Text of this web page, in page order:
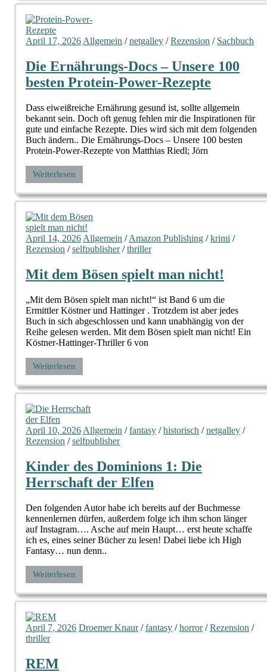
April 17, 2026 Allgemein /netgalley /Rezension / Sachbuch
Die Ernährungs-Docs – Unsere 100
besten Protein-Power-Rezepte
Dass eiweißreiche Ernährung gesund ist, sollte allgemein
bekannt sein. Doch oft genug fehlen mir die Inspirationen für
gute und einfache Rezepte. Dies wird sich mit dem folgenden
Buch ändern.. Die Ernährungs-Docs – Unsere 100 besten
Protein-Power-Rezepte von Matthias Riedl; Jörn
Weiterlesen
April 14, 2026 Allgemein /Amazon Publishing /krimi /
Rezension /selfpublisher/thriller
Mit dem Bösen spielt man nicht!
„Mit dem Bösen spielt man nicht!“ ist Band 6 um die
Ermittler Köstner und Hattinger . Trotzdem ist aber jedes
Buch in sich abgeschlossen und kann unabhängig von der
Reihe gelesen werden. Mit dem Bösen spielt man nicht! Ein
Köstner-Hattinger-Thriller 6 von
Weiterlesen
April 10, 2026 Allgemein /fantasy /historisch /netgalley /
Rezension /selfpublisher
Kinder des Dominions 1: Die
Herrschaft der Elfen
Den folgenden Autor habe ich bereits auf der Buchmesse
kennenlernen dürfen, außerdem folge ich ihm schon länger
auf Instagram…. Asche auf mein Haupt… erst heute schaffe
ich es, eines seiner Bücher zu lesen! Dabei liebe ich High
Fantasy… nun denn..
Weiterlesen
April 7, 2026 Droemer Knaur/fantasy /horror/Rezension /
thriller
REM